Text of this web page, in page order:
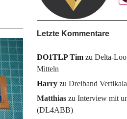
Letzte Kommentare
DO1TLP Timzu Delta-
Mitteln
Harryzu Dreiband
Matthiaszu Interview mit
(DL4ABB)